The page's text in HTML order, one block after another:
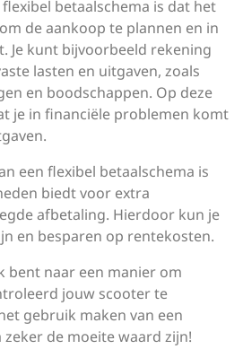
betaalschema is dat het
de aankoop te plannen en in
Je kunt bijvoorbeeld rekening
lasten en uitgaven, zoals
en boodschappen. Op deze
je in financiële problemen komt
een flexibel betaalschema is
biedt voor extra
afbetaling. Hierdoor kun je
en besparen op rentekosten.
bent naar een manier om
jouw scooter te
gebruik maken van een
de moeite waard zijn!